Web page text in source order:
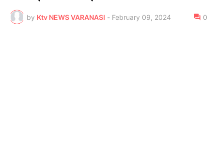
by Ktv NEWS VARANASI - February 09, 2024 0